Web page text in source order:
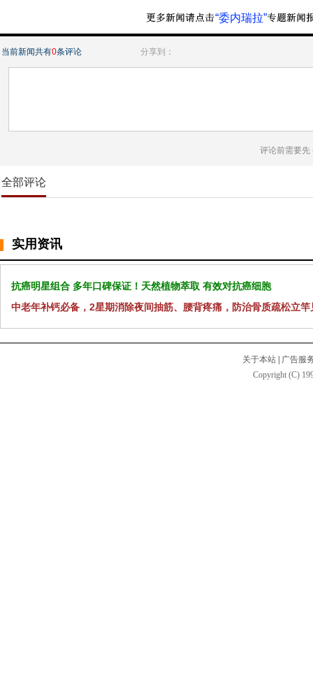
“委内瑞拉”
当前新闻共有0条评论 分享到：
评论前需要先
全部评论
实用资讯
抗癌明星组合 多年口碑保证！天然植物萃取 有效对抗癌细胞
中老年补钙必备，2星期消除夜间抽筋、腰背疼痛，防治骨质疏松立竿
关于本站
广告服
Copyright (C)